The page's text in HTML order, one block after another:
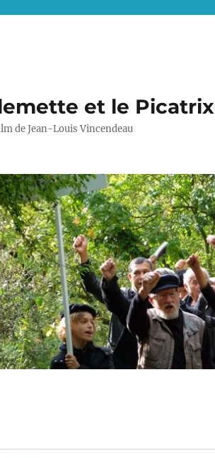
et le Picatrix
de Jean-Louis Vincendeau